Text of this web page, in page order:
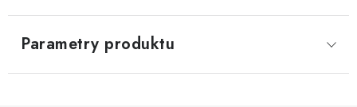
Parametry produktu